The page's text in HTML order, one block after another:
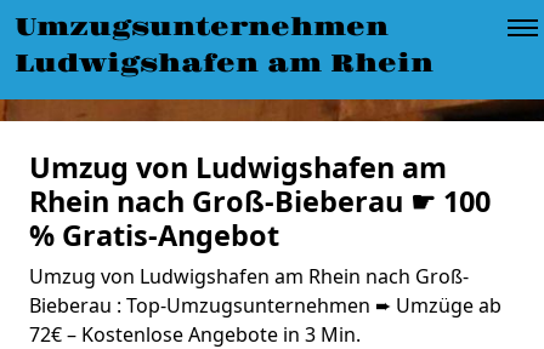
Umzugsunternehmen
Ludwigshafen am Rhein
Umzug von Ludwigshafen am
Rhein nach Groß-Bieberau ☛ 100
% Gratis-Angebot
Umzug von Ludwigshafen am Rhein nach Groß-
Bieberau : Top-Umzugsunternehmen ➨ Umzüge ab
72€ – Kostenlose Angebote in 3 Min.